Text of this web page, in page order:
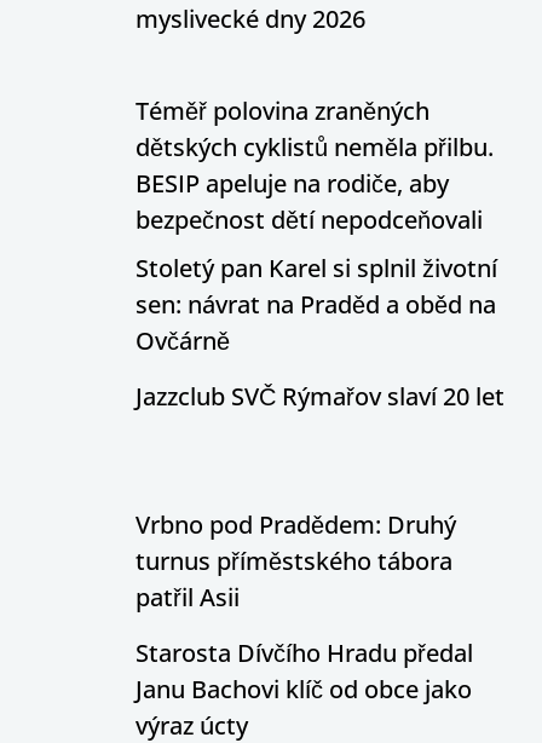
myslivecké dny 2026
Téměř polovina zraněných
dětských cyklistů neměla přilbu.
BESIP apeluje na rodiče, aby
bezpečnost dětí nepodceňovali
Stoletý pan Karel si splnil životní
sen: návrat na Praděd a oběd na
Ovčárně
Jazzclub SVČ Rýmařov slaví 20 let
Vrbno pod Pradědem: Druhý
turnus příměstského tábora
patřil Asii
Starosta Dívčího Hradu předal
Janu Bachovi klíč od obce jako
výraz úcty